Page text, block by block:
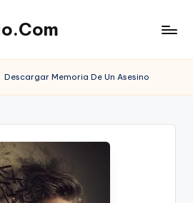
Descargar Memoria De Un Asesino